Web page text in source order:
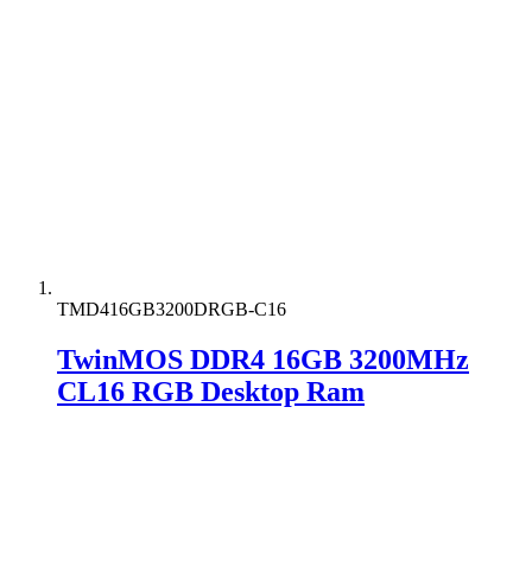
TMD416GB3200DRGB-C16
TwinMOS DDR4 16GB 3200MHz
CL16 RGB Desktop Ram